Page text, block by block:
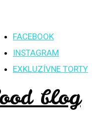
FACEBOOK
INSTAGRAM
EXKLUZÍVNE TORTY